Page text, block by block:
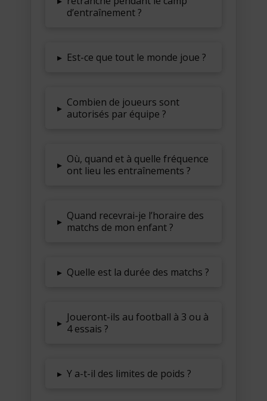
d’entraînement ?
▸ Est-ce que tout le monde joue ?
▸ Combien de joueurs sont
autorisés par équipe ?
▸ Où, quand et à quelle fréquence
ont lieu les entraînements ?
▸ Quand recevrai-je l’horaire des
matchs de mon enfant ?
▸ Quelle est la durée des matchs ?
▸ Joueront-ils au football à 3 ou à
4 essais ?
▸ Y a-t-il des limites de poids ?